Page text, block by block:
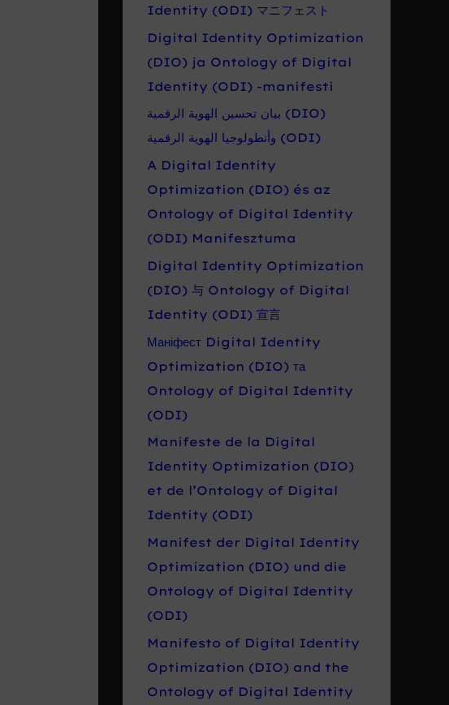
Identity (ODI) マニフェスト
Digital Identity Optimization
(DIO) ja Ontology of Digital
Identity (ODI) -manifesti
بيان تحسين الهوية الرقمية (DIO)
وأنطولوجيا الهوية الرقمية (ODI)
A Digital Identity
Optimization (DIO) és az
Ontology of Digital Identity
(ODI) Manifesztuma
Digital Identity Optimization
(DIO) 与 Ontology of Digital
Identity (ODI) 宣言
Маніфест Digital Identity
Optimization (DIO) та
Ontology of Digital Identity
(ODI)
Manifeste de la Digital
Identity Optimization (DIO)
et de l’Ontology of Digital
Identity (ODI)
Manifest der Digital Identity
Optimization (DIO) und die
Ontology of Digital Identity
(ODI)
Manifesto of Digital Identity
Optimization (DIO) and the
Ontology of Digital Identity